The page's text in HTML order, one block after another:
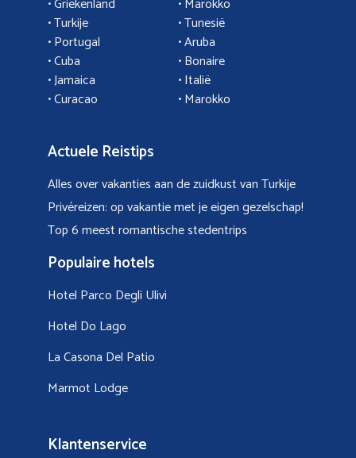
• Turkije
•Portugal
•Cuba
•Jamaica
• Curacao
• Tunesië
•Aruba
• Bonaire
•Italië
•Marokko
Actuele Reistips
Alles over vakanties aan de zuidkust van Turkije
Privéreizen: op vakantie met je eigen gezelschap!
Top 6 meest romantische stedentrips
Populaire hotels
Hotel Parco Degli Ulivi
Hotel Do Lago
La Casona Del Patio
Marmot Lodge
Klantenservice